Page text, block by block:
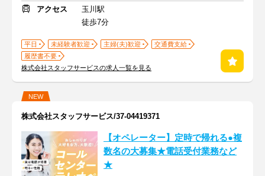
アクセス
玉川駅
徒歩7分
平日 未経験者歓迎 主婦(夫)歓迎
交通費支給
履歴書不要
株式会社スタッフサービスの求人一覧を見る
NEW
株式会社スタッフサービス/37-04419371
【オペレーター】定時で帰れる●複
数名の大募集★電話受付業務など
★